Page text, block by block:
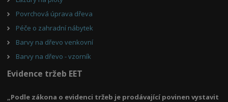
Povrchová úprava dřeva
Péče o zahradní nábytek
Barvy na dřevo venkovní
Barvy na dřevo - vzorník
Evidence tržeb EET
„Podle zákona o evidenci tržeb je prodávající povinen vystavit